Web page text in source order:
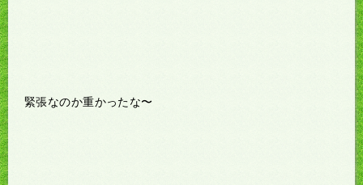
緊張なのか重かったな〜